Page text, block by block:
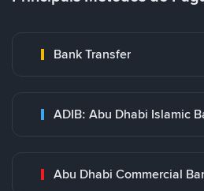
Bank Transfer
ADIB: Abu Dhabi Islamic
Abu Dhabi Commercial